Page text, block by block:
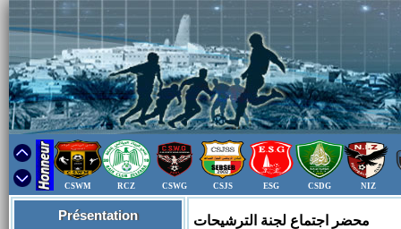
CSWM RCZ CSWG CSJS ESG CSDG NIZ
Présentation محضر اجتماع لجنة الترشيحات